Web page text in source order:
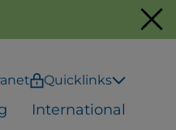
Quicklinks
International